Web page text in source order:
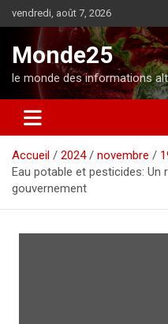
l
o
n
vendredi, août 7, 2026
Monde25
le monde des informations
Accueil 2024 novembre
Eau potable et pesticides:
gouvernement